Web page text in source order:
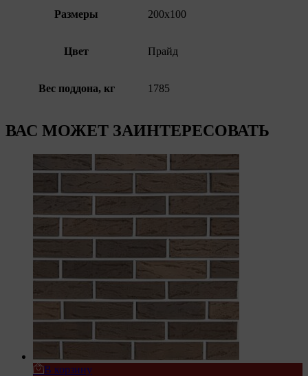
Размеры 200х100
Цвет Прайд
Вес поддона, кг 1785
ВАС МОЖЕТ ЗАИНТЕРЕСОВАТЬ
В корзину